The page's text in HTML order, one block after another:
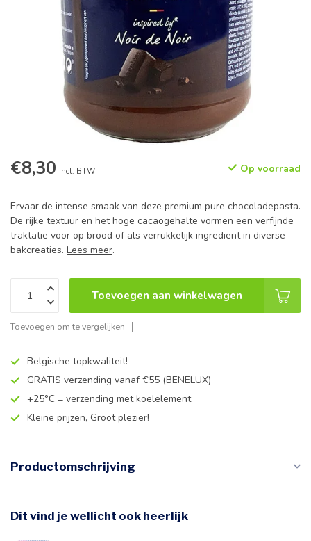
€8,30 incl. BTW Op voorraad
Ervaar de intense smaak van deze premium pure chocoladepasta.
De rijke textuur en het hoge cacaogehalte vormen een verfijnde
traktatie voor op brood of als verrukkelijk ingrediënt in diverse
bakcreaties. Lees meer.
Toevoegen aan winkelwagen
Toevoegen om te vergelijken
Belgische topkwaliteit!
GRATIS verzending vanaf €55 (BENELUX)
+25°C = verzending met koelelement
Kleine prijzen, Groot plezier!
Productomschrijving
Dit vind je wellicht ook heerlijk